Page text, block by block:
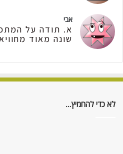
אבי
א. תודה על
שונה מאוד
לא כדי להחמיץ…